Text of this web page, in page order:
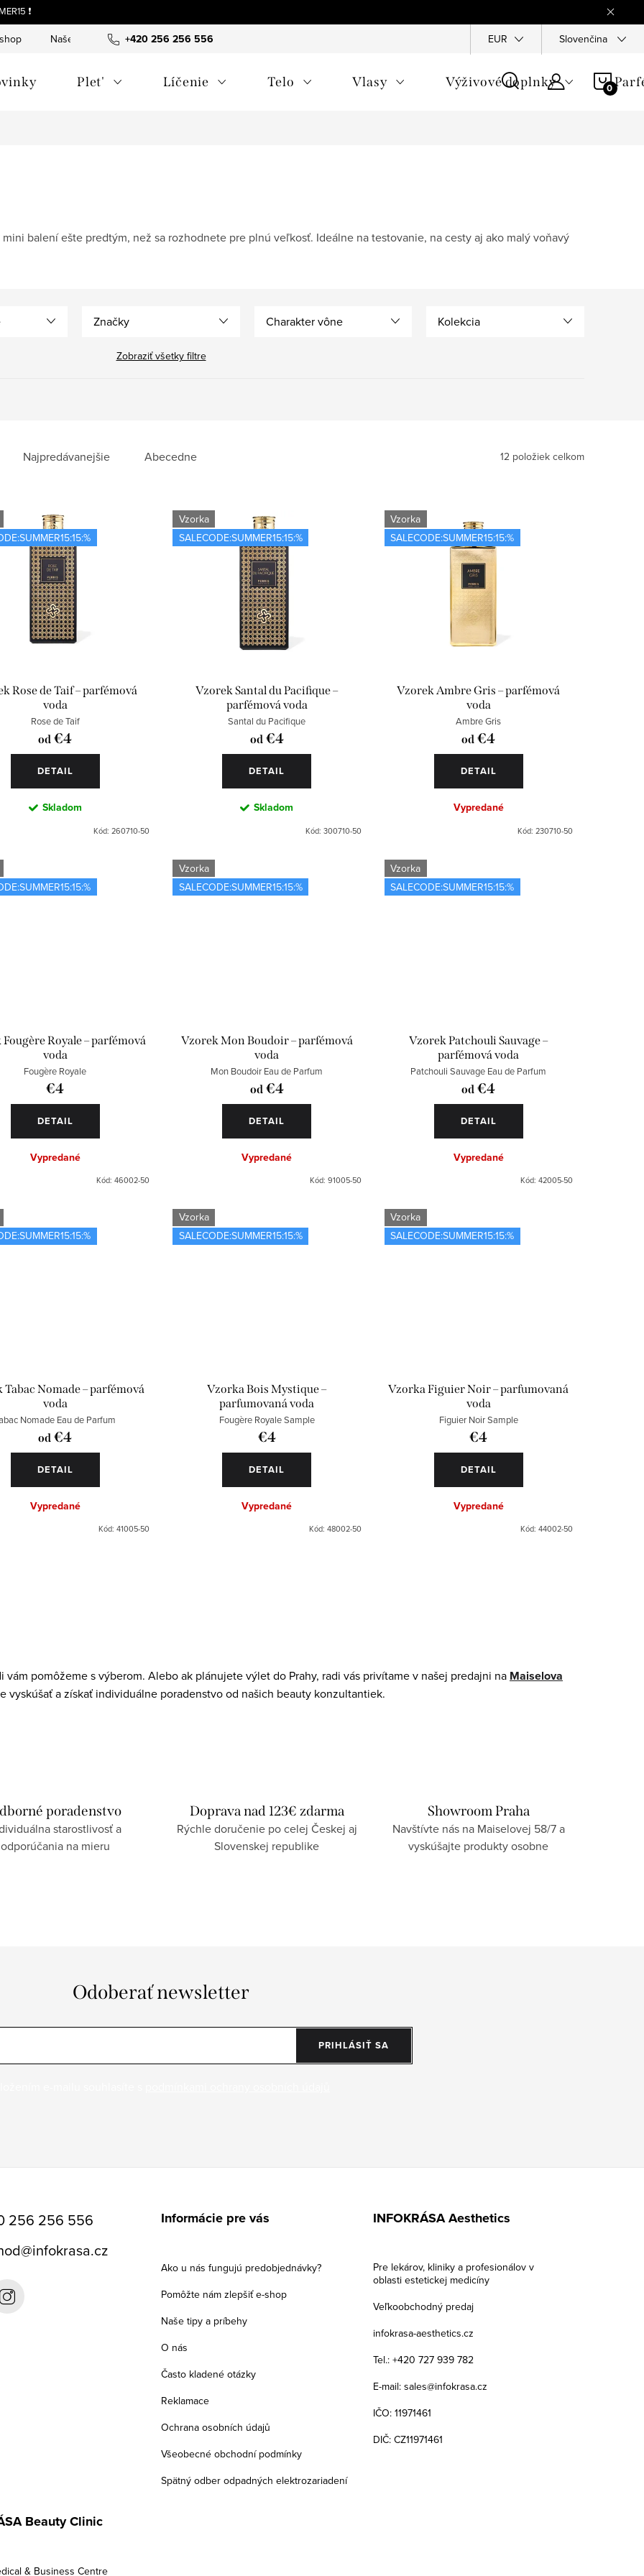
❗
+420 256 256 556
Naše tipy a príbehy O nás Ochrana osobních údajů Všeobecné
EUR Slovenčina
Plet' Líčenie Telo Vlasy Výživové doplnky
balení ešte predtým, než sa rozhodnete pre plnú veľkosť. Ideálne na testovanie, na cesty aj ako malý voňavý
Značky Charakter vône Kolekcia
Zobraziť všetky filtre
Najpredávanejšie Abecedne 12 položiek celkom
Rose de Taif – parfémová
voda
Rose de Taif
od €4
DETAIL
Skladom
Kód: 260710-50
Vzorka
SALECODE:SUMMER15:15:%
Vzorek Santal du Pacifique –
parfémová voda
Santal du Pacifique
od€4
DETAIL
Skladom
Kód: 300710-50
Vzorka
SALECODE:SUMMER15:15:%
Vzorek Ambre Gris – parfémová
voda
Ambre Gris
od €4
DETAIL
Vypredané
Kód: 230710-50
Royale – parfémová
voda
Fougère Royale
€4
DETAIL
Vypredané
Kód: 46002-50
Vzorka
SALECODE:SUMMER15:15:%
Vzorek Mon Boudoir – parfémová
voda
Mon Boudoir Eau de Parfum
od €4
DETAIL
Vypredané
Kód: 91005-50
Vzorka
SALECODE:SUMMER15:15:%
Vzorek Patchouli Sauvage –
parfémová voda
Patchouli Sauvage Eau de Parfum
od €4
DETAIL
Vypredané
Kód: 42005-50
Tabac Nomade – parfémová
voda
Nomade Eau de Parfum
od €4
DETAIL
Vypredané
Kód: 41005-50
Vzorka
SALECODE:SUMMER15:15:%
Vzorka Bois Mystique –
parfumovaná voda
Fougère Royale Sample
€4
DETAIL
Vypredané
Kód: 48002-50
Vzorka
SALECODE:SUMMER15:15:%
Vzorka Figuier Noir – parfumovaná
voda
Figuier Noir Sample
€4
DETAIL
Vypredané
Kód: 44002-50
vám pomôžeme s výberom. Alebo ak plánujete výlet do Prahy, radi vás privítame v našej predajni na Maiselova
vyskúšať a získať individuálne poradenstvo od našich beauty konzultantiek.
poradenstvo
starostlivosť a
odporúčania na mieru
Doprava nad 123€ zdarma
Rýchle doručenie po celej Českej aj
Slovenskej republike
Showroom Praha
Navštívte nás na Maiselovej 58/7 a
vyskúšajte produkty osobne
Odoberať newsletter
PRIHLÁSIŤ SA
256 256 556
@infokrasa.cz
Informácie pre vás
Ako u nás fungujú predobjednávky?
Pomôžte nám zlepšiť e-shop
Naše tipy a príbehy
O nás
Často kladené otázky
Reklamace
Ochrana osobních údajů
Všeobecné obchodní podmínky
Spätný odber odpadných elektrozariadení
INFOKRÁSA Aesthetics
Pre lekárov, kliniky a profesionálov v
oblasti estetickej medicíny
Veľkoobchodný predaj
infokrasa-aesthetics.cz
Tel.: +420 727 939 782
E-mail: sales@infokrasa.cz
IČO: 11971461
DIČ: CZ11971461
Beauty Clinic
& Business Centre